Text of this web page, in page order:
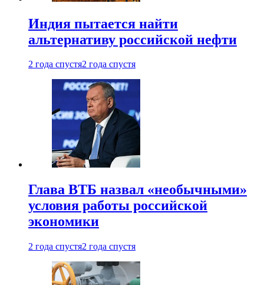
Индия пытается найти
альтернативу российской нефти
2 года спустя2 года спустя
Глава ВТБ назвал «необычными»
условия работы российской
экономики
2 года спустя2 года спустя